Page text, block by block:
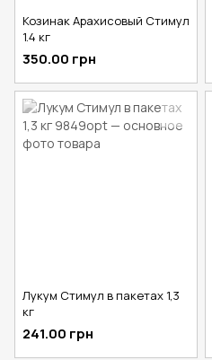
Козинак Арахисовый Стимул
1.4 кг
350.00 грн
Лукум Стимул в пакетах 1,3
кг
241.00 грн